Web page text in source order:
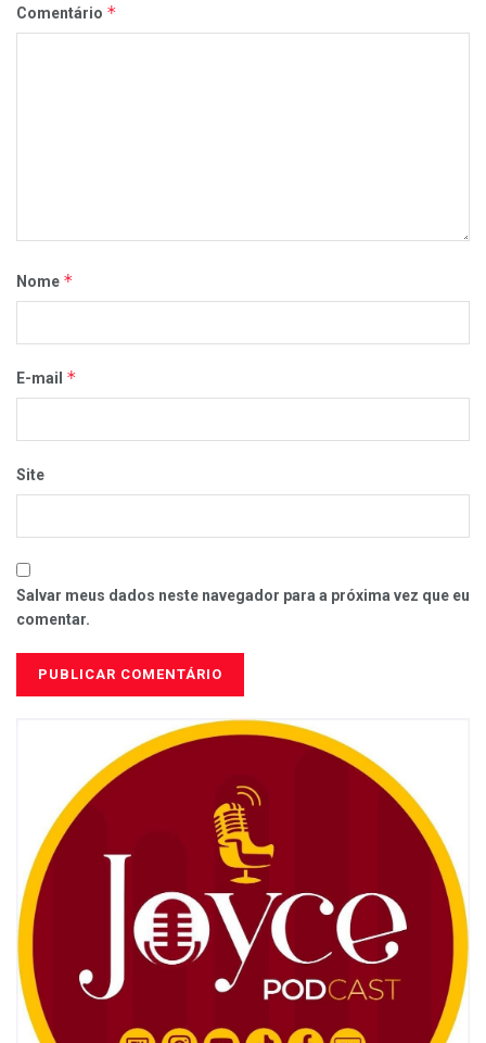
Comentário *
Nome *
E-mail *
Site
Salvar meus dados neste navegador para a próxima vez que eu
comentar.